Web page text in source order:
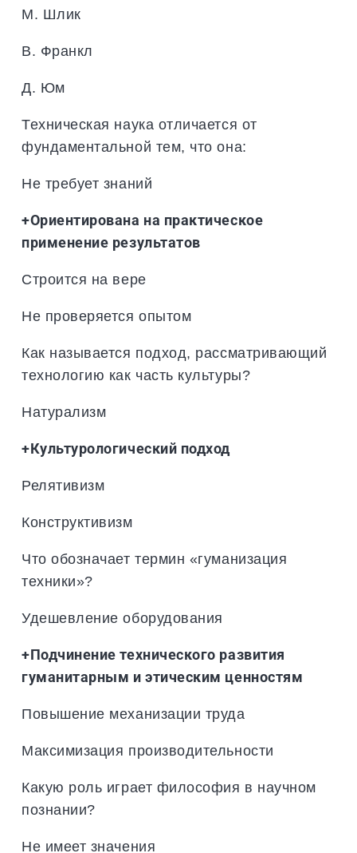
М. Шлик
В. Франкл
Д. Юм
Техническая наука отличается от
фундаментальной тем, что она:
Не требует знаний
+Ориентирована на практическое
применение результатов
Строится на вере
Не проверяется опытом
Как называется подход, рассматривающий
технологию как часть культуры?
Натурализм
+Культурологический подход
Релятивизм
Конструктивизм
Что обозначает термин «гуманизация
техники»?
Удешевление оборудования
+Подчинение технического развития
гуманитарным и этическим ценностям
Повышение механизации труда
Максимизация производительности
Какую роль играет философия в научном
познании?
Не имеет значения